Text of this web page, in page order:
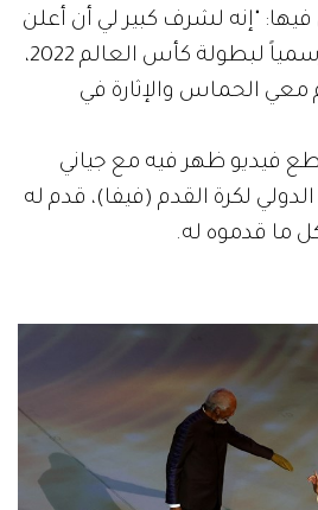
"إنه لشرف كبير لي أن أعلن
أنه تم اختياري سفيراً رسمياً لبطولة كأس العالم 2022،
معي الحماس والإثارة في
فيديو ظهر فيه مع جياني
الدولي لكرة القدم (فيفا)، قدم له
ما قدموه له.